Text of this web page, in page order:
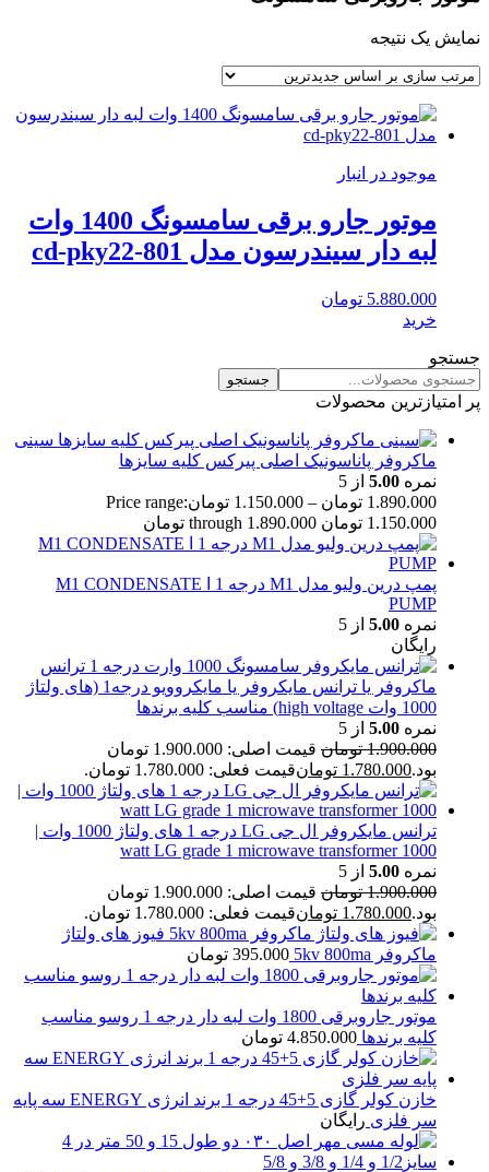
نمایش یک نتیجه
موجود در انبار
موتور جارو برقی سامسونگ 1400 وات
لبه دار سیندرسون مدل cd-pky22-801
5.880.000 تومان
خرید
جستجو
جستجو
پر امتیازترین محصولات
سینی
ماکروفر پاناسونیک اصلی پیرکس کلیه سایزها
نمره 5.00 از 5
1.890.000 تومان –
1.150.000 تومانPrice range:
1.150.000 تومان through 1.890.000 تومان
پمپ درین ولیو مدل M1 درجه 1 ا M1 CONDENSATE
PUMP
نمره 5.00 از 5
رایگان
ترانس
ماکروفر یا ترانس مایکروفر یا مایکروویو درجه1 (های ولتاژ
1000 وات high voltage) مناسب کلیه برندها
نمره 5.00 از 5
1.900.000 تومان
قیمت اصلی: 1.900.000 تومان
بود.1.780.000 تومانقیمت فعلی: 1.780.000 تومان.
ترانس مایکروفر ال جی LG درجه 1 های ولتاژ 1000 وات |
1000 watt LG grade 1 microwave transformer
نمره 5.00 از 5
1.900.000 تومان
قیمت اصلی: 1.900.000 تومان
بود.1.780.000 تومانقیمت فعلی: 1.780.000 تومان.
فیوز های ولتاژ
ماکروفر 5kv 800ma
395.000 تومان
موتور جاروبرقی 1800 وات لبه دار درجه 1 روسو مناسب
کلیه برندها 4.850.000 تومان
خازن کولر گازی 5+45 درجه 1 برند انرژی ENERGY سه پایه
سر فلزی رایگان